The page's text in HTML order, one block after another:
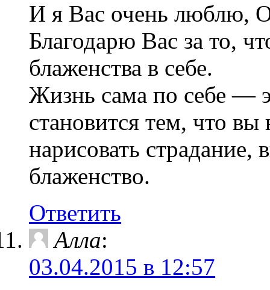
И я Вас очень люблю,
Благодарю Вас за то,
блаженства в себе.
Жизнь сама по себе —
становится тем, что
нарисовать страдание,
блаженство.
Ответить
Алла:
03.04.2015 в 12:57